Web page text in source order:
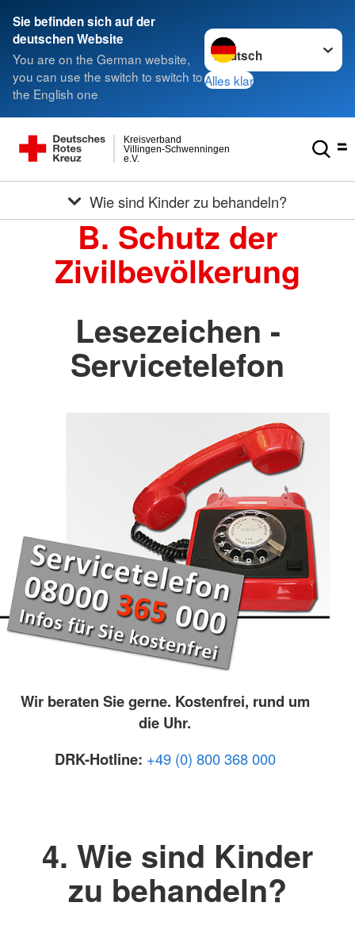
Sie befinden sich auf der
deutschen Website
You are on the German website,
you can use the switch to switch to
the English one
Sprache wechseln zu
Alles klar
e.V.
Villingen-Schwenningen
Kreisverband
Wie sind Kinder zu behandeln?
B. Schutz der
Zivilbevölkerung
Lesezeichen -
Servicetelefon
Wir beraten Sie gerne. Kostenfrei, rund um
die Uhr.
DRK-Hotline: +49 (0) 800 368 000
4. Wie sind Kinder
zu behandeln?